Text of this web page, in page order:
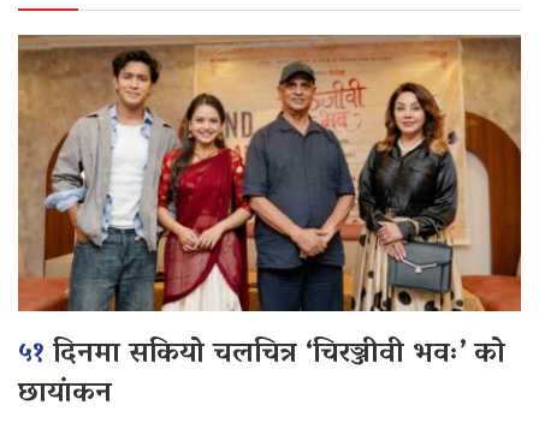
५१दिनमा सकियो चलचित्र ‘चिरञ्जीवी भवः’ को
छायांकन